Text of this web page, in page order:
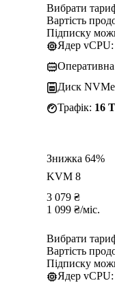
Вибрати
Вартість
Підписку
Ядер vCPU:
Диск
Трафік: 16
Знижка 64%
KVM 8
3 079 ₴
1 099 ₴/міс.
Вибрати
Вартість
Підписку
Ядер vCPU: